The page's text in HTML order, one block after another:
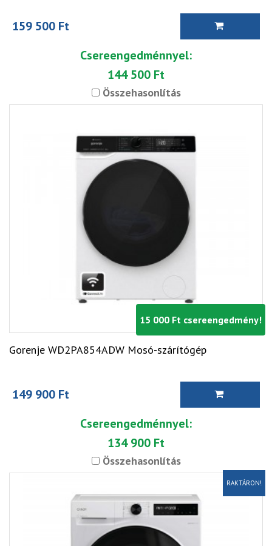
159 500 Ft
Csereengedménnyel:
144 500 Ft
Összehasonlítás
15 000 Ft csereengedmény!
Gorenje WD2PA854ADW Mosó-szárítógép
149 900 Ft
Csereengedménnyel:
134 900 Ft
Összehasonlítás
RAKTÁRON!